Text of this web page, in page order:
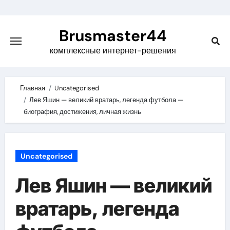
content
Brusmaster44
комплексные интернет-решения
Главная
Uncategorised
Лев Яшин — великий вратарь, легенда футбола —
биография, достижения, личная жизнь
Uncategorised
Лев Яшин — великий
вратарь, легенда